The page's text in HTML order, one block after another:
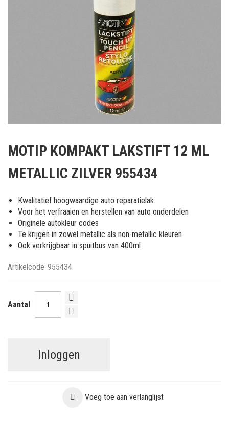
het
van
afbeeldingen-
gallerij
MOTIP KOMPAKT LAKSTIFT 12 ML
METALLIC ZILVER 955434
Kwalitatief hoogwaardige auto reparatielak
Voor het verfraaien en herstellen van auto onderdelen
Originele autokleur codes
Te krijgen in zowel metallic als non-metallic kleuren
Ook verkrijgbaar in spuitbus van 400ml
Artikelcode 955434
Aantal
Inloggen
Voeg toe aan verlanglijst